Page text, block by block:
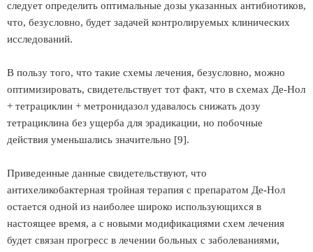
следует определить оптимальные дозы указанных антибиотиков,
что, безусловно, будет задачей контролируемых клинических
исследований.
В пользу того, что такие схемы лечения, безусловно, можно
оптимизировать, свидетельствует тот факт, что в схемах Де-Нол
+ тетрациклин + метронидазол удавалось снижать дозу
тетрациклина без ущерба для эрадикации, но побочные
действия уменьшались значительно [9].
Приведенные данные свидетельствуют, что
антихеликобактерная тройная терапия с препаратом Де-Нол
остается одной из наиболее широко использующихся в
настоящее время, а с новыми модификациями схем лечения
будет связан прогресс в лечении больных с заболеваниями,